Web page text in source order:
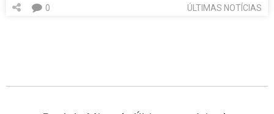
ÚLTIMAS NOTÍCIAS
0